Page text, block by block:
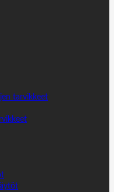
tarvikkeet